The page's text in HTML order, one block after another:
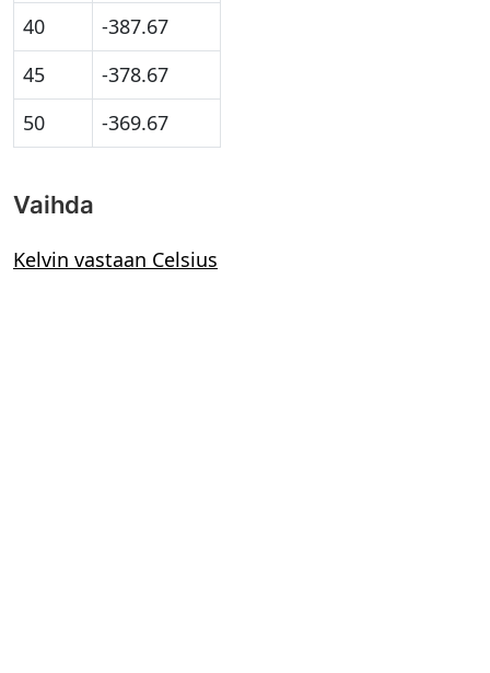
40
-387.67
45
-378.67
50
-369.67
Vaihda
Kelvin vastaan Celsius